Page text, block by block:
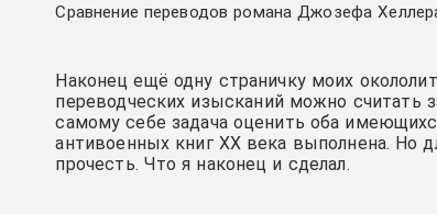
Сравнение переводов романа Джозефа
Наконец ещё одну страничку моих
переводческих изысканий можно считать
самому себе задача оценить оба
антивоенных книг XX века выполнена. Но
прочесть. Что я наконец и сделал.